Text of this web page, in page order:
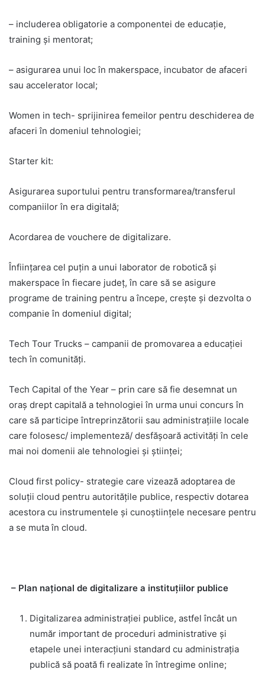
– includerea obligatorie a componentei de educaţie,
training şi mentorat;
– asigurarea unui loc în makerspace, incubator de afaceri
sau accelerator local;
Women in tech- sprijinirea femeilor pentru deschiderea de
afaceri în domeniul tehnologiei;
Starter kit:
Asigurarea suportului pentru transformarea/transferul
companiilor în era digitală;
Acordarea de vouchere de digitalizare.
Înfiinţarea cel puţin a unui laborator de robotică şi
makerspace în fiecare judeţ, în care să se asigure
programe de training pentru a începe, creşte şi dezvolta o
companie în domeniul digital;
Tech Tour Trucks – campanii de promovarea a educaţiei
tech în comunităţi.
Tech Capital of the Year – prin care să fie desemnat un
oraş drept capitală a tehnologiei în urma unui concurs în
care să participe întreprinzătorii sau administraţiile locale
care folosesc/ implementeză/ desfăşoară activităţi în cele
mai noi domenii ale tehnologiei şi ştiinţei;
Cloud first policy- strategie care vizează adoptarea de
soluţii cloud pentru autorităţile publice, respectiv dotarea
acestora cu instrumentele şi cunoştiinţele necesare pentru
a se muta în cloud.
– Plan național de digitalizare a instituțiilor publice
Digitalizarea administrației publice, astfel încât un
număr important de proceduri administrative și
etapele unei interacțiuni standard cu administrația
publică să poată fi realizate în întregime online;